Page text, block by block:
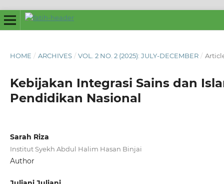
HOME / ARCHIVES / VOL. 2 NO. 2 (2025): JULY-DECEMBER /
Kebijakan Integrasi Sains dan
Pendidikan Nasional
Sarah Riza
Institut Syekh Abdul Halim Hasan Binjai
Author